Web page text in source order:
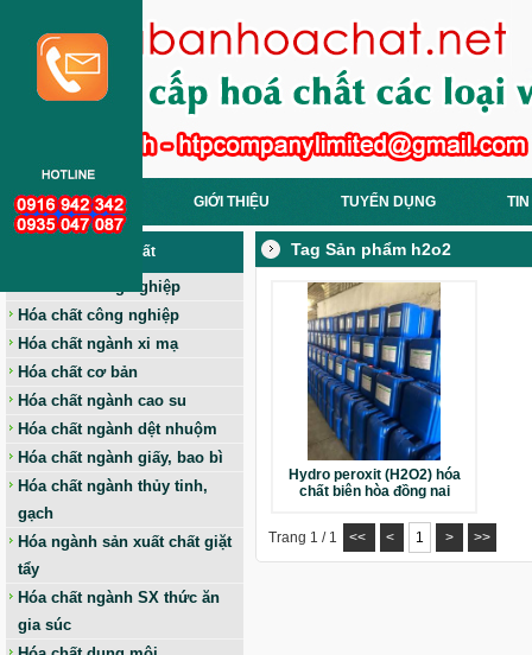
TRANG CHỦ GIỚI THIỆU TUYỂN DỤNG
Các Loại Hoá Chất
Hóa chất nông nghiệp
Hóa chất công nghiệp
Hóa chất ngành xi mạ
Hóa chất cơ bản
Hóa chất ngành cao su
Hóa chất ngành dệt nhuộm
Hóa chất ngành giấy, bao bì
Hóa chất ngành thủy tinh,
gạch
Hóa ngành sản xuất chất giặt
tẩy
Hóa chất ngành SX thức ăn
gia súc
Tag Sản phẩm h2o2
Hydro peroxit (H2O2) hóa
chất biên hòa đồng nai
Trang 1 / 1 << < 1 > >>